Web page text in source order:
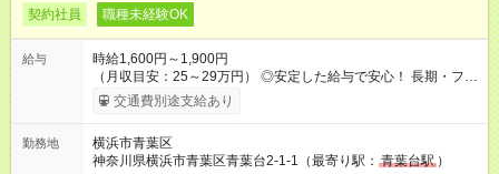
契約社員 職種未経験OK
給与
時給1,600円～1,900円
（月収目安：25～29万円） ◎安定した給与で安心！ 長期・フル
タイムで勤務いただける方にお越しいただきたいと思っていま
す。シフトが削られることはないので、安定した給与が入りま
たいという人もいると思います。このあたりは柔軟に対応する
ので、お気軽にご相談ください！ ※2ヶ月の試用期間がありま
交通費別途支給あり
勤務地
横浜市青葉区
神奈川県横浜市青葉区青葉台2-1-1（最寄り駅： 青葉台駅 ）